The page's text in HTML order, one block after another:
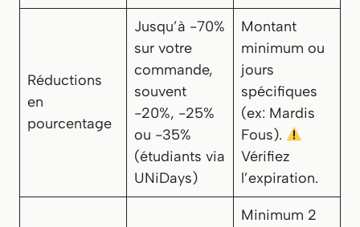
Réductions
en
pourcentage
Jusqu’à -70%
sur votre
commande,
souvent
-20%, -25%
ou -35%
(étudiants via
UNiDays)
Montant
minimum ou
jours
spécifiques
(ex: Mardis
Fous).
Vérifiez
l’expiration.
Minimum 2